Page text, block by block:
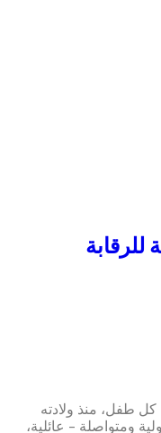
طفل، منذ ولادته
ومتواصلة – عائلية،